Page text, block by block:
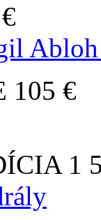
105 €
1